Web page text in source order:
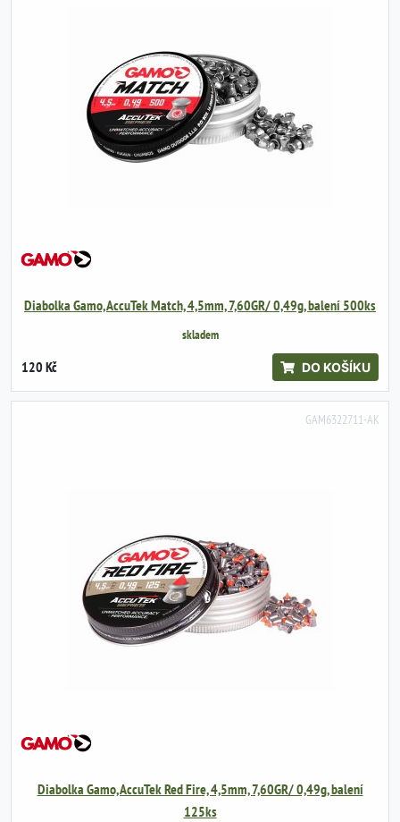
Diabolka Gamo, AccuTek Match, 4,5mm, 7,60GR/ 0,49g, balení 500ks
skladem
120 Kč DO KOŠÍKU
GAM6322711-AK
Diabolka Gamo, AccuTek Red Fire, 4,5mm, 7,60GR/ 0,49g, balení
125ks